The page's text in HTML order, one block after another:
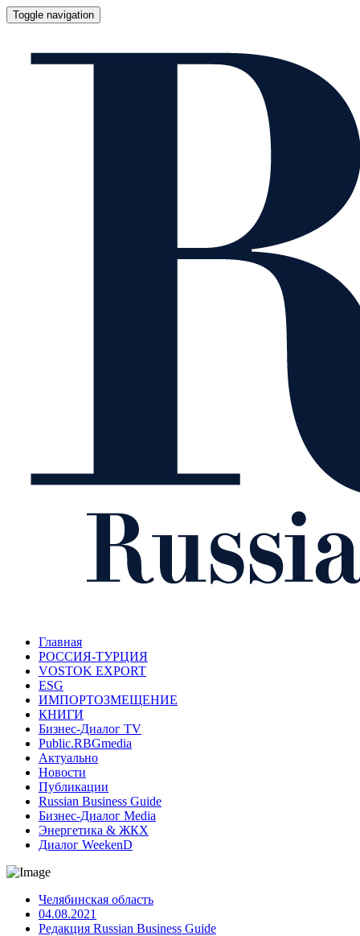
Toggle navigation
Главная
РОССИЯ-ТУРЦИЯ
VOSTOK EXPORT
ESG
ИМПОРТОЗМЕЩЕНИЕ
КНИГИ
Бизнес-Диалог TV
Public.RBGmedia
Актуально
Новости
Публикации
Russian Business Guide
Бизнес-Диалог Media
Энергетика & ЖКХ
Диалог WeekenD
Челябинская область
04.08.2021
Редакция Russian Business Guide